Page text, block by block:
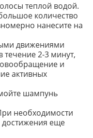
теплой водой.
количество
нанесите на
движениями
течение 2-3 минут,
и
активных
шампунь
необходимости
достижения еще